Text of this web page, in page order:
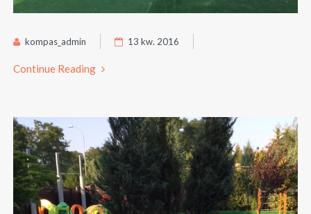
kompas_admin 13 kw. 2016
Continue Reading